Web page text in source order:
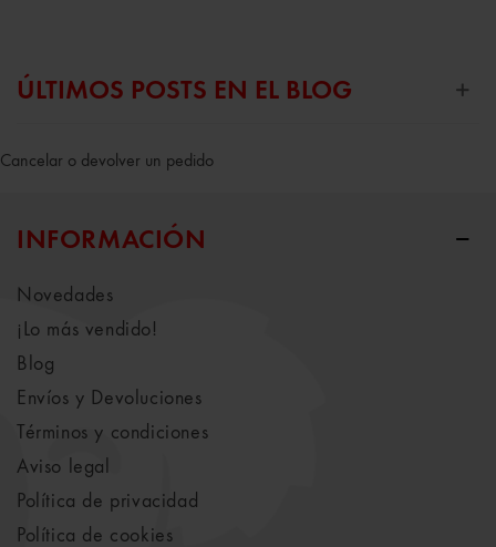
ÚLTIMOS POSTS EN EL BLOG
Cancelar o devolver un pedido
INFORMACIÓN
Novedades
¡Lo más vendido!
Blog
Envíos y Devoluciones
Términos y condiciones
Aviso legal
Política de privacidad
Política de cookies